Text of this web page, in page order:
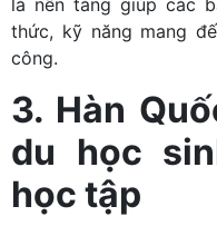
là nền tảng giúp các
thức, kỹ năng mang
công.
3. Hàn
du học
học tập